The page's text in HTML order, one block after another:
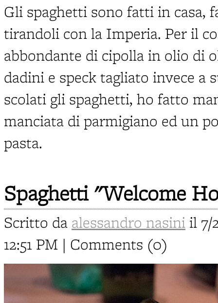
Gli spaghetti sono fatti in casa,
tirandoli con la Imperia. Per il
abbondante di cipolla in olio di
dadini e speck tagliato invece a
scolati gli spaghetti, ho fatto
manciata di parmigiano ed un
pasta.
Spaghetti "Welcome
Scritto da alessandro nasini il 7/
12:51 PM | Comments (0)